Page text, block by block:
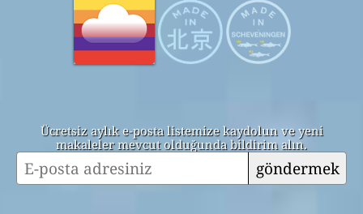
Ücretsiz aylık e-posta listemize kaydolun ve yeni
makaleler mevcut olduğunda bildirim alın.
göndermek